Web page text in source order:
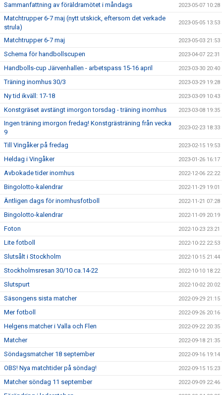
Sammanfattning av föräldramötet i måndags 2023-05-07 10:28
Matchtrupper 6-7 maj (nytt utskick, eftersom det verkade
strula)
2023-05-05 13:53
Matchtrupper 6-7 maj 2023-05-03 21:53
Schema för handbollscupen 2023-04-07 22:31
Handbolls-cup Järvenhallen - arbetspass 15-16 april 2023-03-30 20:40
Träning inomhus 30/3 2023-03-29 19:28
Ny tid ikväll: 17-18 2023-03-09 10:43
Konstgräset avstängt imorgon torsdag - träning inomhus 2023-03-08 19:35
Ingen träning imorgon fredag! Konstgrästräning från vecka
9
2023-02-23 18:33
Till Vingåker på fredag 2023-02-15 19:53
Heldag i Vingåker 2023-01-26 16:17
Avbokade tider inomhus 2022-12-06 22:22
Bingolotto-kalendrar 2022-11-29 19:01
Äntligen dags för inomhusfotboll 2022-11-21 07:28
Bingolotto-kalendrar 2022-11-09 20:19
Foton 2022-10-23 23:21
Lite fotboll 2022-10-22 22:53
Slutsålt i Stockholm 2022-10-15 21:44
Stockholmsresan 30/10 ca.14-22 2022-10-10 18:22
Slutspurt 2022-10-02 20:02
Säsongens sista matcher 2022-09-29 21:15
Mer fotboll 2022-09-26 20:16
Helgens matcher i Valla och Flen 2022-09-22 20:35
Matcher 2022-09-18 21:35
Söndagsmatcher 18 september 2022-09-16 19:14
OBS! Nya matchtider på söndag! 2022-09-15 15:23
Matcher söndag 11 september 2022-09-09 22:46